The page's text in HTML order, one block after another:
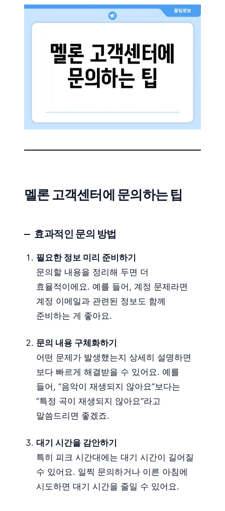
멜론 고객센터에 문의하는 팁
효과적인 문의 방법
필요한 정보 미리 준비하기
문의할 내용을 정리해 두면 더
효율적이에요. 예를 들어, 계정 문제라면
계정 이메일과 관련된 정보도 함께
준비하는 게 좋아요.
문의 내용 구체화하기
어떤 문제가 발생했는지 상세히 설명하면
보다 빠르게 해결받을 수 있어요. 예를
들어, “음악이 재생되지 않아요”보다는
“특정 곡이 재생되지 않아요”라고
말씀드리면 좋겠죠.
대기 시간을 감안하기
특히 피크 시간대에는 대기 시간이 길어질
수 있어요. 일찍 문의하거나 이른 아침에
시도하면 대기 시간을 줄일 수 있어요.